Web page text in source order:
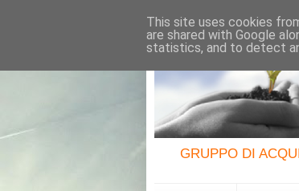
GRUPPO DI
This site uses cookies
are shared with Google
statistics, and to detect